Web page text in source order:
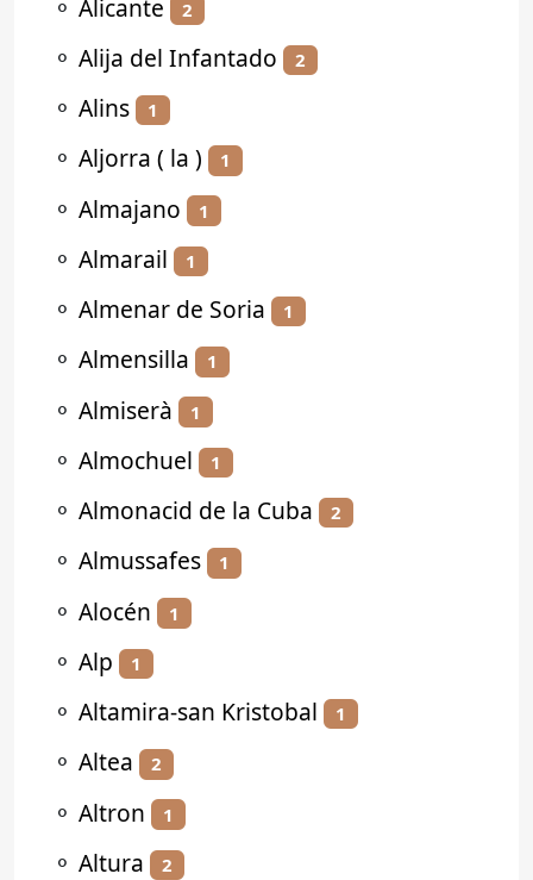
⚬ Alicante 2
⚬ Alija del Infantado 2
⚬ Alins 1
⚬ Aljorra ( la ) 1
⚬ Almajano 1
⚬ Almarail 1
⚬ Almenar de Soria 1
⚬ Almensilla 1
⚬ Almiserà 1
⚬ Almochuel 1
⚬ Almonacid de la Cuba 2
⚬ Almussafes 1
⚬ Alocén 1
⚬ Alp 1
⚬ Altamira-san Kristobal 1
⚬ Altea 2
⚬ Altron 1
⚬ Altura 2